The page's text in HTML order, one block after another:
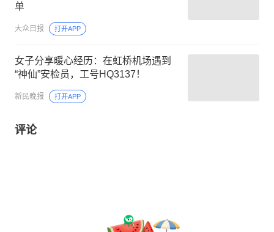
单
大众日报 打开APP
女子分享暖心经历：在虹桥机场遇到
“神仙”安检员，工号HQ3137！
新民晚报 打开APP
评论